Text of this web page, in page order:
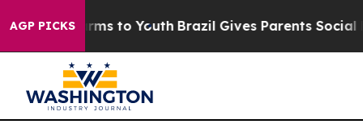
AGP PICKSHarms to Youth Brazil Gives Parents Social